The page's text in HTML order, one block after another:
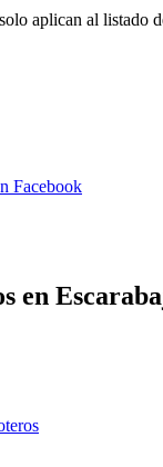
aplican al listado
Facebook
en